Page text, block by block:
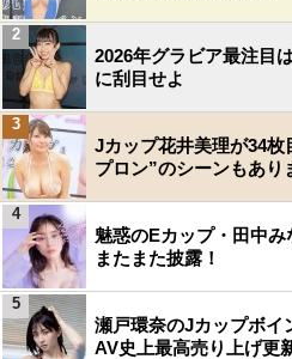
2026年グラビア最注目
に刮目せよ
2
Jカップ花井美理が34
プロン”のシーンもあり
3
魅惑のEカップ・田中
またまた披露！
4
瀬戸環奈のJカップボイ
AV史上最高売り上げ更
5